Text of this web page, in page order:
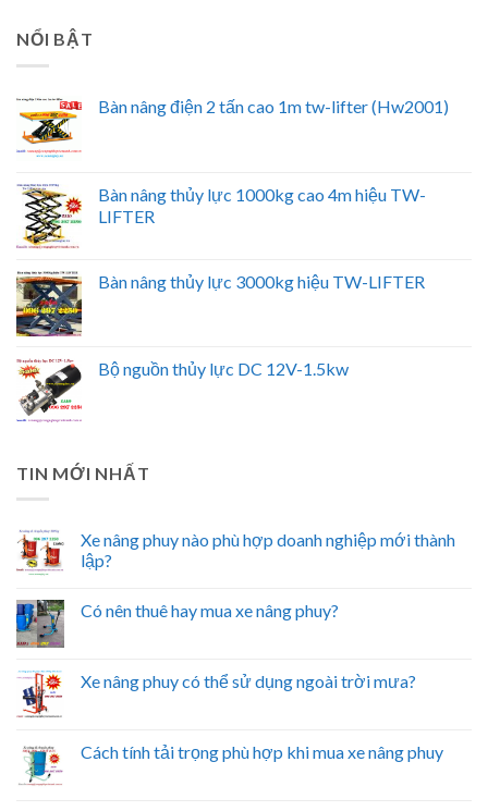
NỔI BẬT
Bàn nâng điện 2 tấn cao 1m tw-lifter (Hw2001)
Bàn nâng thủy lực 1000kg cao 4m hiệu TW-
LIFTER
Bàn nâng thủy lực 3000kg hiệu TW-LIFTER
Bộ nguồn thủy lực DC 12V-1.5kw
TIN MỚI NHẤT
Xe nâng phuy nào phù hợp doanh nghiệp mới thành
lập?
Có nên thuê hay mua xe nâng phuy?
Xe nâng phuy có thể sử dụng ngoài trời mưa?
Cách tính tải trọng phù hợp khi mua xe nâng phuy